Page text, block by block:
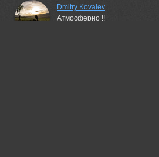
Dmitry Kovalev
Атмосферно !!